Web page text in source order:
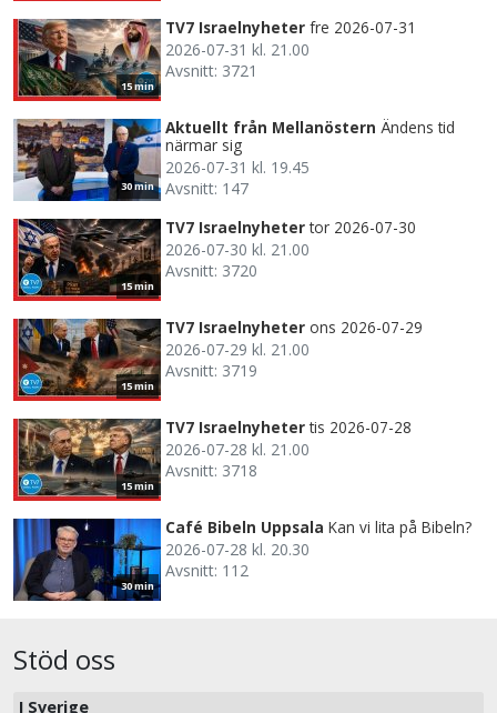
15 min
TV7 Israelnyheter fre 2026-07-31
2026-07-31 kl. 21.00
Avsnitt: 3721
30 min
Aktuellt från Mellanöstern Ändens tid
närmar sig
2026-07-31 kl. 19.45
Avsnitt: 147
15 min
TV7 Israelnyheter tor 2026-07-30
2026-07-30 kl. 21.00
Avsnitt: 3720
15 min
TV7 Israelnyheter ons 2026-07-29
2026-07-29 kl. 21.00
Avsnitt: 3719
15 min
TV7 Israelnyheter tis 2026-07-28
2026-07-28 kl. 21.00
Avsnitt: 3718
30 min
Café Bibeln Uppsala Kan vi lita på Bibeln?
2026-07-28 kl. 20.30
Avsnitt: 112
Stöd oss
I Sverige